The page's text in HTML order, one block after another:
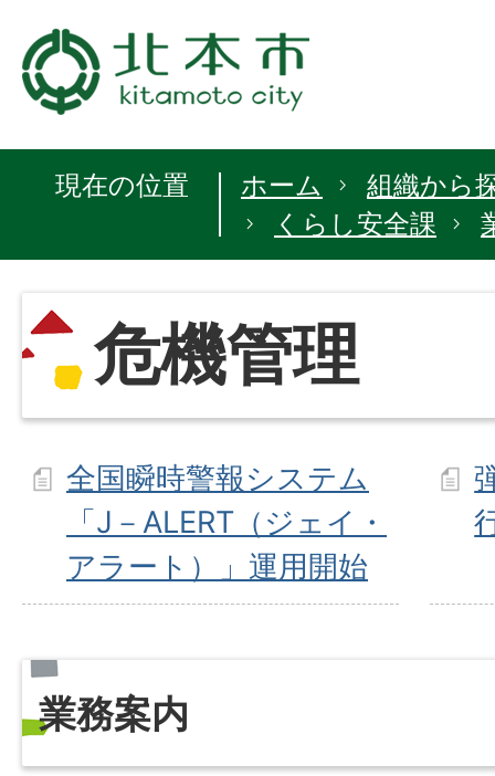
現在の位置 ホーム
組織から
くらし安全課
危機管理
全国瞬時警報システム
「J－ALERT（ジェイ・
アラート）」運用開始
業務案内